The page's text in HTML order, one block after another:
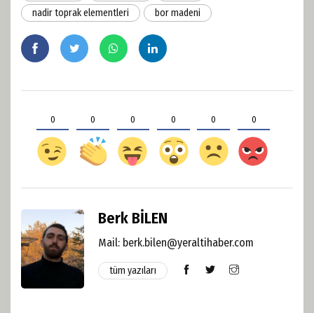
nadir toprak elementleri
bor madeni
0 0 0 0 0 0
Berk BİLEN
Mail: berk.bilen@yeraltihaber.com
tüm yazıları